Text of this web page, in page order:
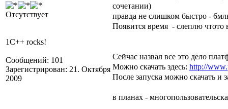
Отсутствует
1C++ rocks!
Сообщений: 101
Зарегистрирован: 21. Октября
2009
сочетании)
правда не слишком быстро -
Появится время - слеплю
Сейчас назвал все это дело
Можно скачать здесь: http://
После запуска можно скачать и
в планах -